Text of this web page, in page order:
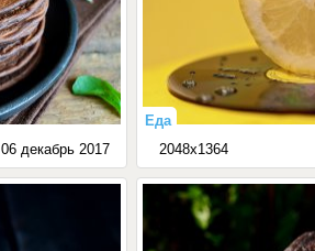
06 декабрь 2017
Еда
2048x1364